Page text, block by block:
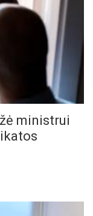
ministrui